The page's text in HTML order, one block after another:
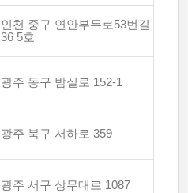
인천 중구 연안부두로53번길
36 5호
광주 동구 밤실로 152-1
광주 북구 서하로 359
광주 서구 상무대로 1087